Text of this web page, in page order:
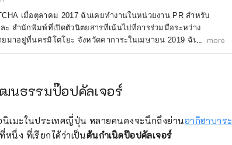
เมื่อตุลาคม 2017 ฉันเคยทำงานในหน่วยงาน PR สำหรับ
ะ สำนักพิมพ์ที่เปิดตัวนิตยสารที่เน้นไปที่การร่วมมือระหว่าง
มาอยู่ที่นครมิโตโยะ จังหวัดคาการะในเมษายน 2019 ฉันเขียน
ที่ยวที่มาเยี่ยมชมประเทศญี่ปุ่น และยังมีส่วนร่วมในการเร่งการ
บริการของอินเทอร์เน็ต การเช่ารถ โรงแรม และสถานที่ท่องเที่ยว
more
นธรรมป๊อปคัลเจอร์
เมะในประเทศญี่ปุ่น หลายคนคงจะนึกถึงย่านอากิฮาบาระ
หนึ่ง ที่เรียกได้ว่าเป็นต้นกำเนิดป๊อปคัลเจอร์